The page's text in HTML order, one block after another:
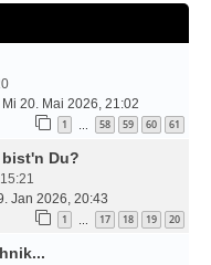
Mi 20. Mai 2026, 21:02
1 58 59 60 61
Du?
Jan 2026, 20:43
1 17 18 19 20